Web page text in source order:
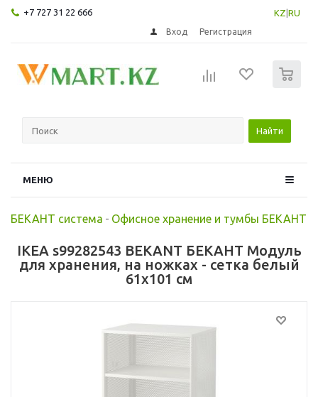
+7 727 31 22 666 KZ RU
Вход Регистрация
Найти
МЕНЮ
БЕКАНТ система - Офисное хранение и тумбы БЕКАНТ
IKEA s99282543 BEKANT БЕКАНТ Модуль
для хранения, на ножках - сетка белый
61x101 см